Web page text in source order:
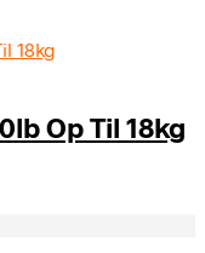
Op Til 18kg